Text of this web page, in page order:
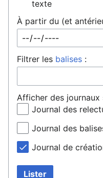
texte
À partir du (et
Filtrer les balises :
Afficher des journaux
Journal des
Journal des
Journal de
Lister